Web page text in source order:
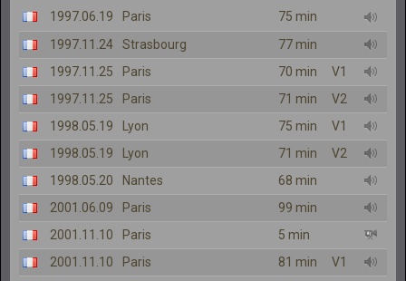
1997.06.19 Paris
75 min
1997.11.24
Strasbourg
77 min
1997.11.25
Paris 70 min
V1
1997.11.25
Paris 71 min
V2
1998.05.19
Lyon 75 min
V1
1998.05.19
Lyon 71 min
V2
1998.05.20
Nantes
68 min
2001.06.09
Paris
99 min
2001.11.10
Paris
5 min
2001.11.10
Paris 81 min
V1